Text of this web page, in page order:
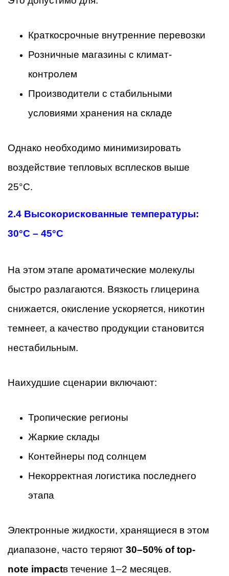
Краткосрочные внутренние перевозки
Розничные магазины с климат-
контролем
Производители с стабильными
условиями хранения на складе
Однако необходимо минимизировать
воздействие тепловых всплесков выше
25°C.
2.4 Высокорискованные температуры:
30°C – 45°C
На этом этапе ароматические молекулы
быстро разлагаются. Вязкость глицерина
снижается, окисление ускоряется, никотин
темнеет, а качество продукции становится
нестабильным.
Наихудшие сценарии включают:
Тропические регионы
Жаркие склады
Контейнеры под солнцем
Некорректная логистика последнего
этапа
Электронные жидкости, хранящиеся в этом
диапазоне, часто теряют 30–50% of top-
note impactв течение 1–2 месяцев.